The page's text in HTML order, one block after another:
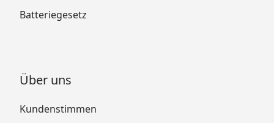
Batteriegesetz
Über uns
Kundenstimmen